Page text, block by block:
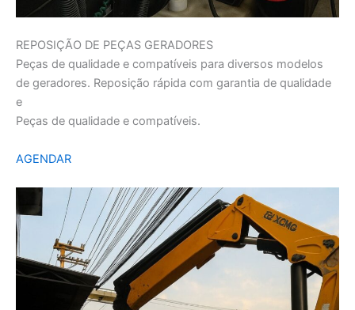
REPOSIÇÃO DE PEÇAS GERADORES
Peças de qualidade e compatíveis para diversos modelos
de geradores. Reposição rápida com garantia de qualidade
e
Peças de qualidade e compatíveis.
AGENDAR